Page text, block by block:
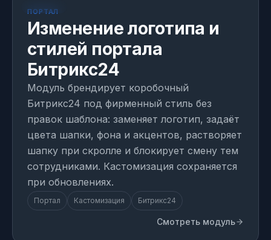
ПОРТАЛ
Изменение логотипа и
стилей портала
Битрикс24
Модуль брендирует коробочный
Битрикс24 под фирменный стиль без
правок шаблона: заменяет логотип, задаёт
цвета шапки, фона и акцентов, растворяет
шапку при скролле и блокирует смену тем
сотрудниками. Кастомизация сохраняется
при обновлениях.
Портал Кастомизация Битрикс24
Смотреть модуль